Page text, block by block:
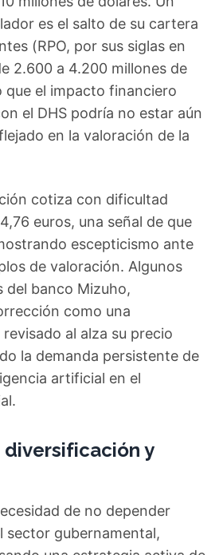
es el salto de su cartera
(RPO, por sus siglas en
2.600 a 4.200 millones de
que el impacto financiero
el DHS podría no estar aún
en la valoración de la
cotiza con dificultad
euros, una señal de que
escepticismo ante
de valoración. Algunos
del banco Mizuho,
como una
al alza su precio
la demanda persistente de
artificial en el
y
de no depender
sector gubernamental,